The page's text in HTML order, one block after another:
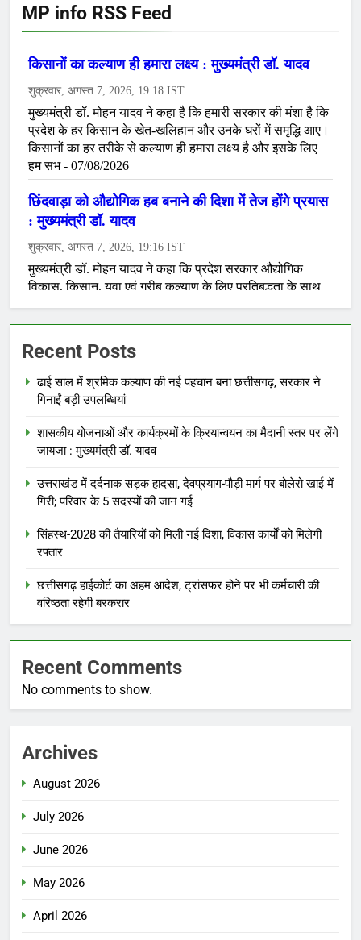
MP info RSS Feed
Recent Posts
ढाई साल में श्रमिक कल्याण की नई पहचान बना छत्तीसगढ़, सरकार ने
गिनाईं बड़ी उपलब्धियां
शासकीय योजनाओं और कार्यक्रमों के क्रियान्वयन का मैदानी स्तर पर लेंगे
जायजा : मुख्यमंत्री डॉ. यादव
उत्तराखंड में दर्दनाक सड़क हादसा, देवप्रयाग-पौड़ी मार्ग पर बोलेरो खाई में
गिरी; परिवार के 5 सदस्यों की जान गई
सिंहस्थ-2028 की तैयारियों को मिली नई दिशा, विकास कार्यों को मिलेगी
रफ्तार
छत्तीसगढ़ हाईकोर्ट का अहम आदेश, ट्रांसफर होने पर भी कर्मचारी की
वरिष्ठता रहेगी बरकरार
Recent Comments
No comments to show.
Archives
August 2026
July 2026
June 2026
May 2026
April 2026